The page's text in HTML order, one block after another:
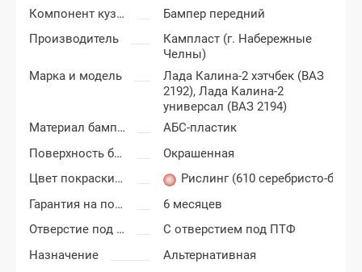
Компонент кузова
Бампер передний
Производитель
Кампласт (г. Набережные
Челны)
Марка и модель
Лада Калина-2 хэтчбек (ВАЗ
2192),Лада Калина-2
универсал (ВАЗ 2194)
Материал бампера
АБС-пластик
Поверхность бампера
Окрашенная
Цвет покраски Лада Калина-2
Рислинг (610 серебристо-
Гарантия на покраску
6 месяцев
Отверстие под ПТФ
С отверстием под ПТФ
Назначение
Альтернативная